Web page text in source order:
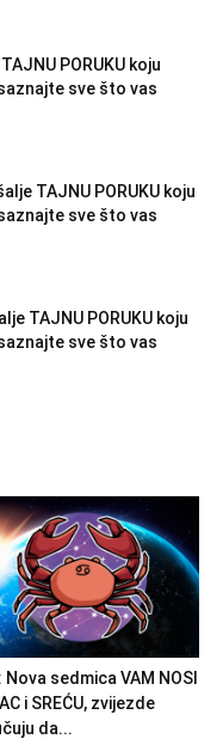
PORUKU koju
saznajte sve što vas
TAJNU PORUKU koju
saznajte sve što vas
TAJNU PORUKU koju
saznajte sve što vas
Nova sedmica VAM NOSI
i SREĆU, zvijezde
da...